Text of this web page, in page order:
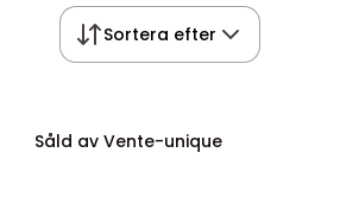
Sortera efter
Såld av Vente-unique